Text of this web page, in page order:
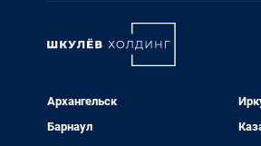
Архангельск
Барнаул